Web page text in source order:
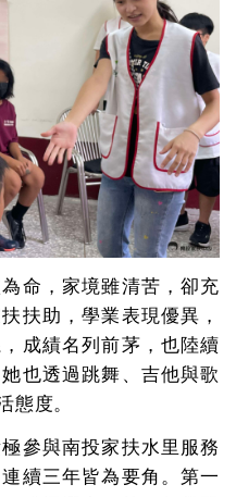
命，家境雖清苦，卻充
扶助，學業表現優異，
成績名列前茅，也陸續
也透過跳舞、吉他與歌
度。
參與南投家扶水里服務
續三年皆為要角。第一